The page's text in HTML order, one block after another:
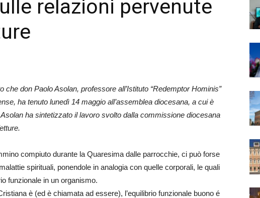
relazioni pervenute
che don Paolo Asolan, professore all’Istituto “Redemptor Hominis”
ha tenuto lunedì 14 maggio all’assemblea diocesana, a cui è
ha sintetizzato il lavoro svolto dalla commissione diocesana
compiuto durante la Quaresima dalle parrocchie, ci può forse
spirituali, ponendole in analogia con quelle corporali, le quali
funzionale in un organismo.
è (ed è chiamata ad essere), l’equilibrio funzionale buono é